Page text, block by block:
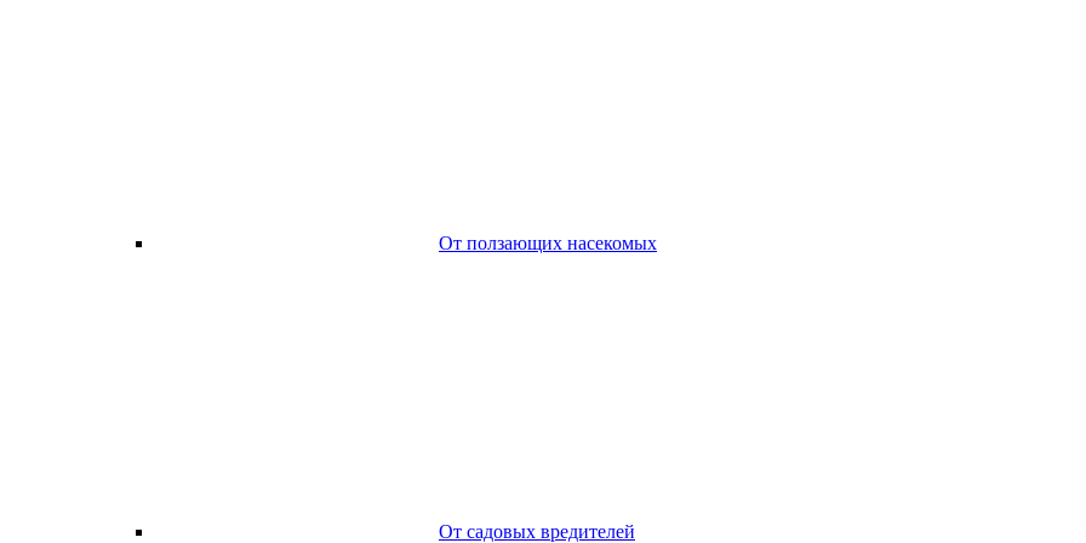
От ползающих насекомых
От садовых вредителей